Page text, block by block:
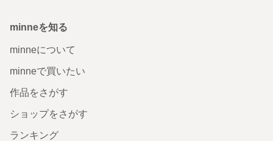
minneを知る
minneについて
minneで買いたい
作品をさがす
ショップをさがす
ランキング